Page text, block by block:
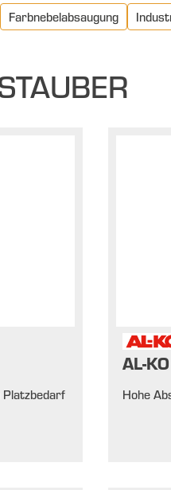
Farbnebelabsaugung
Platzbedarf
AL-
Hohe